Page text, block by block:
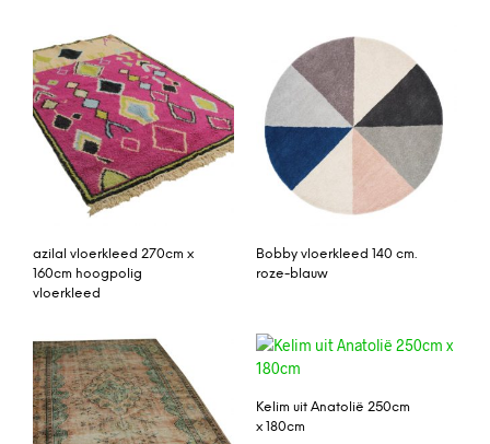
azilal vloerkleed 270cm x
160cm hoogpolig
vloerkleed
Bobby vloerkleed 140 cm.
roze-blauw
Kelim uit Anatolië 250cm
x 180cm